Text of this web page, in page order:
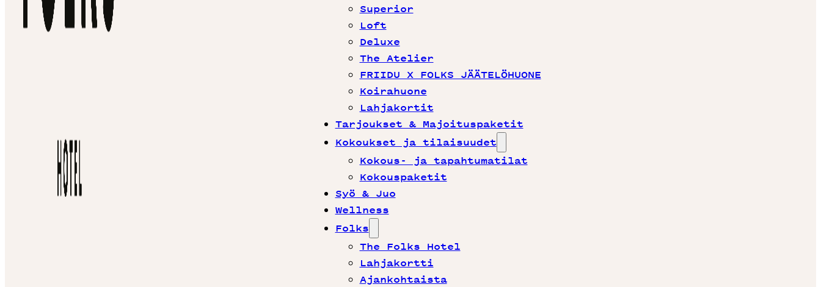
Superior
Loft
Deluxe
The Atelier
FRIIDU X FOLKS JÄÄTELÖHUONE
Koirahuone
Lahjakortit
Tarjoukset & Majoituspaketit
Kokoukset ja tilaisuudet
Kokous- ja tapahtumatilat
Kokouspaketit
Syö & Juo
Wellness
Folks
The Folks Hotel
Lahjakortti
Ajankohtaista